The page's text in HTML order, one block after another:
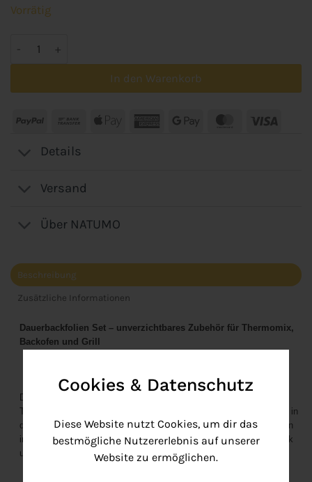
Vorrätig
In den Warenkorb
PayPal
Bank
Apple
AmericanGoogle
MasterCard
Details
Versand
Über NATUMO
Beschreibung
Zusätzliche Informationen
Dauerbackfolien Set – unverzichtbares Zubehör für Thermomix,
Backofen und Grill
Das mix-slider Backfolien-Set ist die ideale Ergänzung für deinen
Thermomix Varoma. Perfekt zugeschnittene Folien passen optimal in
den Einlegeboden und verhindern das lästige Tropfen von Garsäften
in den unteren Bereich des Varoma. Für unverfälschten Geschmack
und eine bessere Optik deiner Speisen.
Cookies & Datenschutz
Diese Website nutzt Cookies, um dir das
bestmögliche Nutzererlebnis auf unserer
Website zu ermöglichen.